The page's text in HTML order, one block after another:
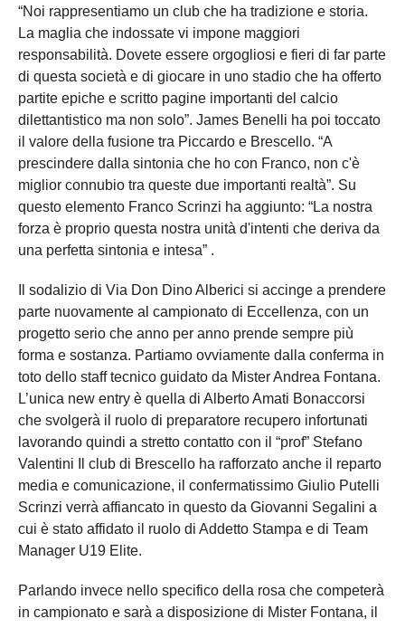
“Noi rappresentiamo un club che ha tradizione e storia.
La maglia che indossate vi impone maggiori
responsabilità. Dovete essere orgogliosi e fieri di far parte
di questa società e di giocare in uno stadio che ha offerto
partite epiche e scritto pagine importanti del calcio
dilettantistico ma non solo”. James Benelli ha poi toccato
il valore della fusione tra Piccardo e Brescello. “A
prescindere dalla sintonia che ho con Franco, non c'è
miglior connubio tra queste due importanti realtà”. Su
questo elemento Franco Scrinzi ha aggiunto: “La nostra
forza è proprio questa nostra unità d'intenti che deriva da
una perfetta sintonia e intesa” .
Il sodalizio di Via Don Dino Alberici si accinge a prendere
parte nuovamente al campionato di Eccellenza, con un
progetto serio che anno per anno prende sempre più
forma e sostanza. Partiamo ovviamente dalla conferma in
toto dello staff tecnico guidato da Mister Andrea Fontana.
L’unica new entry è quella di Alberto Amati Bonaccorsi
che svolgerà il ruolo di preparatore recupero infortunati
lavorando quindi a stretto contatto con il “prof” Stefano
Valentini Il club di Brescello ha rafforzato anche il reparto
media e comunicazione, il confermatissimo Giulio Putelli
Scrinzi verrà affiancato in questo da Giovanni Segalini a
cui è stato affidato il ruolo di Addetto Stampa e di Team
Manager U19 Elite.
Parlando invece nello specifico della rosa che competerà
in campionato e sarà a disposizione di Mister Fontana, il